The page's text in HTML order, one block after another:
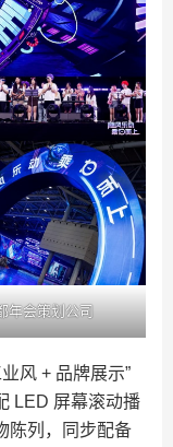
年会策划公司
风 + 品牌展示”
LED 屏幕滚动播
陈列，同步配备